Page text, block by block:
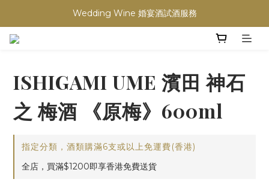
買滿任何酒類 六支 或買滿 $1200 (不限支數) 皆可享免費送貨
買滿任何酒類 六支 或買滿 $1200 (不限支數) 皆可享免費送貨
ISHIGAMI UME 濱田 神石
之 梅酒 《原梅》600ml
指定分類，酒類購滿6支或以上免運費(香港)
全店，買滿$1200即享香港免費送貨